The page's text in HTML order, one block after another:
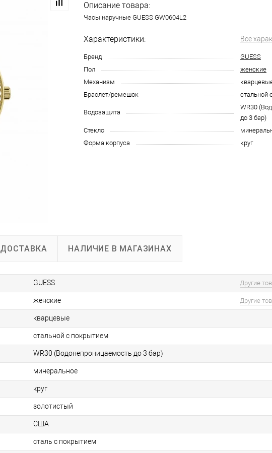
Описание товара:
Часы наручные GUESS GW0604L2
Характеристики: Все
Бренд
GUESS
Пол
женские
Механизм
Браслет/ремешок
стальной
Водозащита
WR30
до 3 бар)
Стекло
Форма корпуса
круг
ДОСТАВКА НАЛИЧИЕ В МАГАЗИНАХ
GUESS Другие
женские Другие
кварцевые
стальной c покрытием
WR30 (Водонепроницаемость до 3 бар)
минеральное
круг
золотистый
США
сталь с покрытием